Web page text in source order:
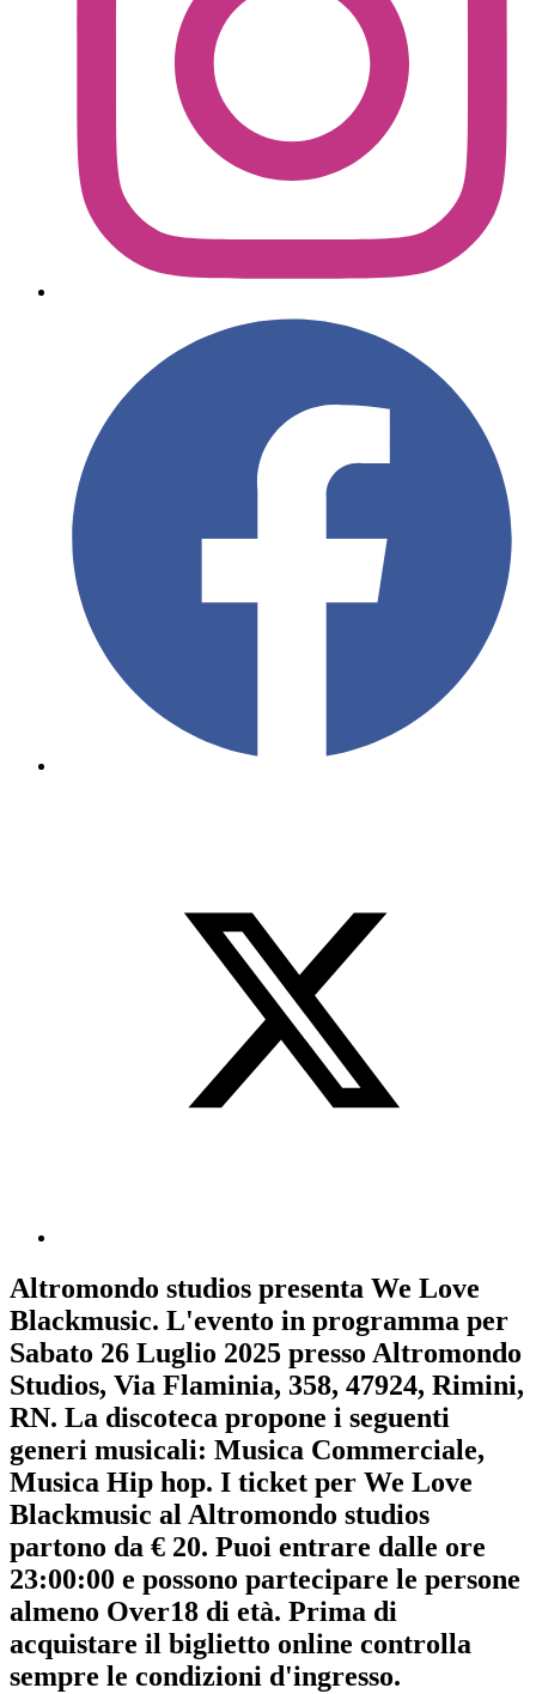
Altromondo studios presenta We Love
Blackmusic. L'evento in programma per
Sabato 26 Luglio 2025 presso Altromondo
Studios, Via Flaminia, 358, 47924, Rimini,
RN. La discoteca propone i seguenti
generi musicali: Musica Commerciale,
Musica Hip hop. I ticket per We Love
Blackmusic al Altromondo studios
partono da € 20. Puoi entrare dalle ore
23:00:00 e possono partecipare le persone
almeno Over18 di età. Prima di
acquistare il biglietto online controlla
sempre le condizioni d'ingresso.